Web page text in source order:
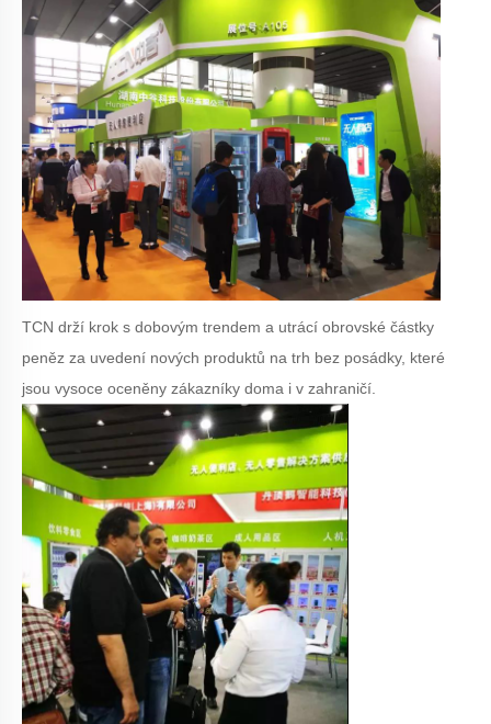
TCN drží krok s dobovým trendem a utrácí obrovské částky
peněz za uvedení nových produktů na trh bez posádky, které
jsou vysoce oceněny zákazníky doma i v zahraničí.